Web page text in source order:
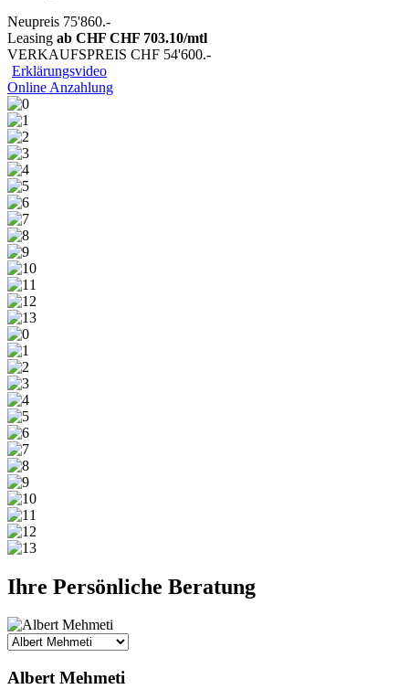
Neupreis 75'860.-
Leasing ab CHF CHF 703.10/mtl
VERKAUFSPREIS CHF 54'600.-
Erklärungsvideo
Online Anzahlung
Ihre Persönliche Beratung
Albert Mehmeti